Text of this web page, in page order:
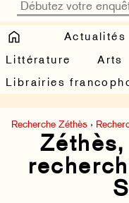
Actualités
Littérature
Arts
Librairies
Recherche Zéthès ›